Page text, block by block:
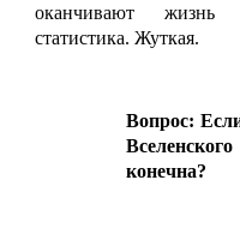
оканчивают жизнь
статистика. Жуткая.
Вопрос:
конечна?